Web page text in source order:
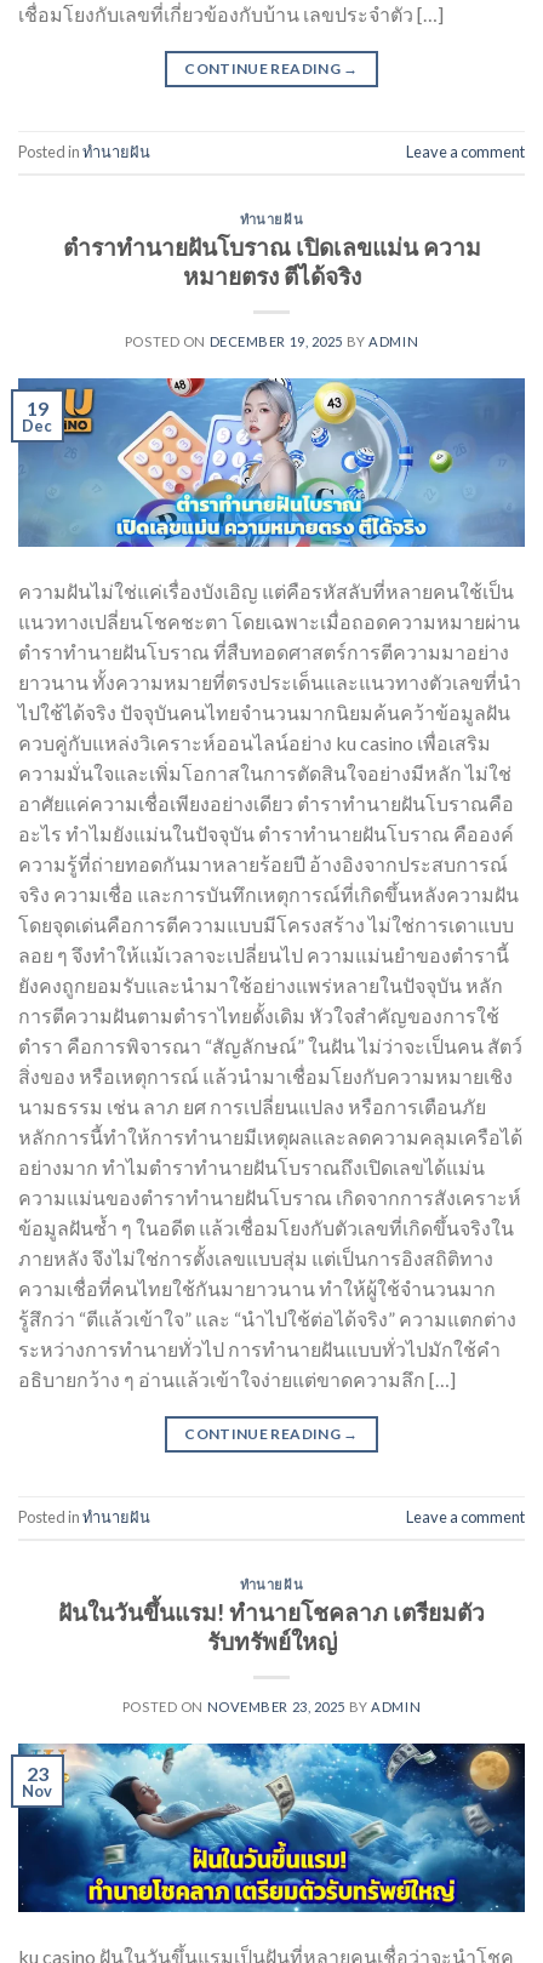
เชื่อมโยงกับเลขที่เกี่ยวข้องกับบ้าน เลขประจำตัว […]
CONTINUE READING →
Posted inทำนายฝัน Leave a comment
ทำนายฝัน
ตำราทำนายฝันโบราณ เปิดเลขแม่น ความ
หมายตรง ตีได้จริง
POSTED ON DECEMBER 19, 2025 BY ADMIN
19
Dec
ความฝันไม่ใช่แค่เรื่องบังเอิญ แต่คือรหัสลับที่หลายคนใช้เป็น
แนวทางเปลี่ยนโชคชะตา โดยเฉพาะเมื่อถอดความหมายผ่าน
ตำราทำนายฝันโบราณ ที่สืบทอดศาสตร์การตีความมาอย่าง
ยาวนาน ทั้งความหมายที่ตรงประเด็นและแนวทางตัวเลขที่นำ
ไปใช้ได้จริง ปัจจุบันคนไทยจำนวนมากนิยมค้นคว้าข้อมูลฝัน
ควบคู่กับแหล่งวิเคราะห์ออนไลน์อย่าง ku casino เพื่อเสริม
ความมั่นใจและเพิ่มโอกาสในการตัดสินใจอย่างมีหลัก ไม่ใช่
อาศัยแค่ความเชื่อเพียงอย่างเดียว ตำราทำนายฝันโบราณคือ
อะไร ทำไมยังแม่นในปัจจุบัน ตำราทำนายฝันโบราณ คือองค์
ความรู้ที่ถ่ายทอดกันมาหลายร้อยปี อ้างอิงจากประสบการณ์
จริง ความเชื่อ และการบันทึกเหตุการณ์ที่เกิดขึ้นหลังความฝัน
โดยจุดเด่นคือการตีความแบบมีโครงสร้าง ไม่ใช่การเดาแบบ
ลอย ๆ จึงทำให้แม้เวลาจะเปลี่ยนไป ความแม่นยำของตำรานี้
ยังคงถูกยอมรับและนำมาใช้อย่างแพร่หลายในปัจจุบัน หลัก
การตีความฝันตามตำราไทยดั้งเดิม หัวใจสำคัญของการใช้
ตำรา คือการพิจารณา “สัญลักษณ์” ในฝัน ไม่ว่าจะเป็นคน สัตว์
สิ่งของ หรือเหตุการณ์ แล้วนำมาเชื่อมโยงกับความหมายเชิง
นามธรรม เช่น ลาภ ยศ การเปลี่ยนแปลง หรือการเตือนภัย
หลักการนี้ทำให้การทำนายมีเหตุผลและลดความคลุมเครือได้
อย่างมาก ทำไมตำราทำนายฝันโบราณถึงเปิดเลขได้แม่น
ความแม่นของตำราทำนายฝันโบราณ เกิดจากการสังเคราะห์
ข้อมูลฝันซ้ำ ๆ ในอดีต แล้วเชื่อมโยงกับตัวเลขที่เกิดขึ้นจริงใน
ภายหลัง จึงไม่ใช่การตั้งเลขแบบสุ่ม แต่เป็นการอิงสถิติทาง
ความเชื่อที่คนไทยใช้กันมายาวนาน ทำให้ผู้ใช้จำนวนมาก
รู้สึกว่า “ตีแล้วเข้าใจ” และ “นำไปใช้ต่อได้จริง” ความแตกต่าง
ระหว่างการทำนายทั่วไป การทำนายฝันแบบทั่วไปมักใช้คำ
อธิบายกว้าง ๆ อ่านแล้วเข้าใจง่ายแต่ขาดความลึก […]
CONTINUE READING →
Posted inทำนายฝัน Leave a comment
ทำนายฝัน
ฝันในวันขึ้นแรม! ทำนายโชคลาภ เตรียมตัว
รับทรัพย์ใหญ่
POSTED ON NOVEMBER 23, 2025 BY ADMIN
23
Nov
ku casino ฝันในวันขึ้นแรมเป็นฝันที่หลายคนเชื่อว่าจะนำโชค